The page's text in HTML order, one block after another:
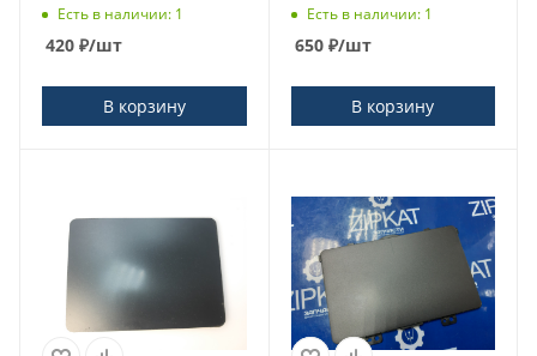
Есть в наличии: 1
420 ₽/шт
В корзину
Есть в наличии: 1
650₽/шт
В корзину